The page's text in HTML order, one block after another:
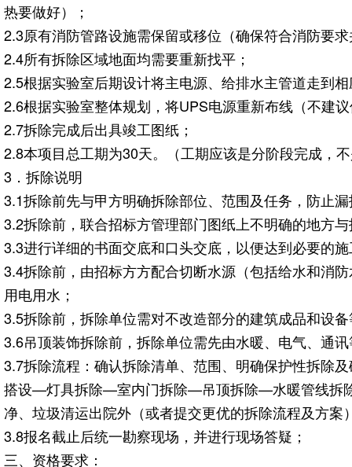
热要做好）；
2.3原有消防管路设施需保留或移位（确保符合消防要
2.4所有拆除区域地面均需要重新找平；
2.5根据实验室后期设计将主电源、给排水主管道走到
2.6根据实验室整体规划，将UPS电源重新布线（不建
2.7拆除完成后出具竣工图纸；
2.8本项目总工期为30天。（工期应该是分阶段完成，
3．拆除说明
3.1拆除前先与甲方明确拆除部位、范围及任务，防止
3.2拆除前，联合招标方管理部门图纸上不明确的地方
3.3进行详细的书面交底和口头交底，以便达到必要的
3.4拆除前，由招标方方配合切断水源（包括给水和消
用电用水；
3.5拆除前，拆除单位需对不改造部分的建筑成品和设
3.6吊顶装饰拆除前，拆除单位需先由水暖、电气、通
3.7拆除流程：确认拆除清单、范围、明确保护性拆
搭设—灯具拆除—室内门拆除—吊顶拆除—水暖管线拆
净、垃圾清运出院外（或者提交更优的拆除流程及方案
3.8报名截止后统一勘察现场，并进行现场答疑；
三、资格要求：